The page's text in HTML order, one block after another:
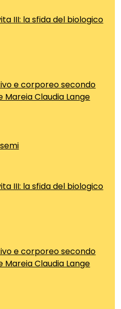
III: la sfida del biologico
e corporeo secondo
Mareia Claudia Lange
III: la sfida del biologico
e corporeo secondo
Mareia Claudia Lange